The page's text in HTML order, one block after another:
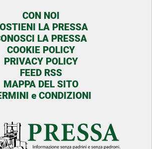
CON NOI
LA PRESSA
LA PRESSA
COOKIE POLICY
PRIVACY POLICY
FEED RSS
MAPPA DEL SITO
e CONDIZIONI